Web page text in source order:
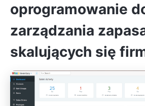
oprogramowanie
zarządzania
skalujących się